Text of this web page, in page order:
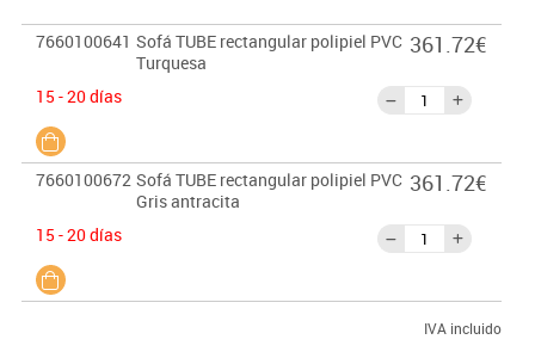
7660100641 Sofá TUBE rectangular polipiel PVC
Turquesa
15 - 20 días
361.72€
7660100672 Sofá TUBE rectangular polipiel PVC
Gris antracita
15 - 20 días
361.72€
IVA incluido